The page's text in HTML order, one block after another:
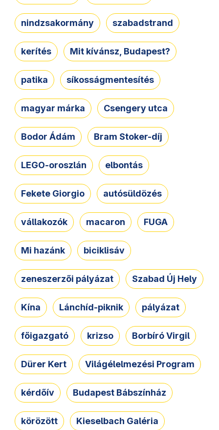
nindzsakormány szabadstrand
kerítés Mit kívánsz, Budapest?
patika síkosságmentesítés
magyar márka Csengery utca
Bodor Ádám Bram Stoker-díj
LEGO-oroszlán elbontás
Fekete Giorgio autósüldözés
vállakozók macaron FUGA
Mi hazánk biciklisáv
zeneszerzői pályázat Szabad Új Hely
Kína Lánchíd-piknik pályázat
főigazgató krizso Borbíró Virgil
Dürer Kert Világélelmezési Program
kérdőív Budapest Bábszínház
körözött Kieselbach Galéria